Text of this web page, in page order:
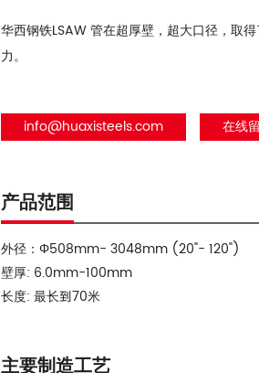
华西钢铁LSAW 管在超厚壁，超大口径，取
力。
info@huaxisteels.com 在线
产品范围
外径：Φ508mm- 3048mm (20"- 120")
壁厚: 6.0mm-100mm
长度: 最长到70米